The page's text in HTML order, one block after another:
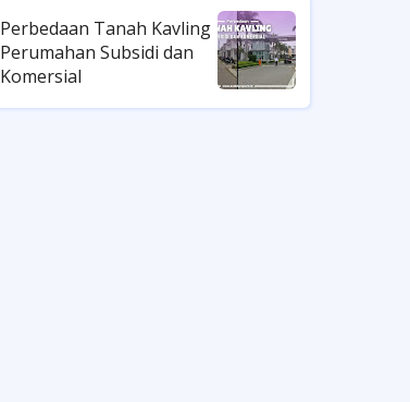
Perbedaan Tanah Kavling
Perumahan Subsidi dan
Komersial